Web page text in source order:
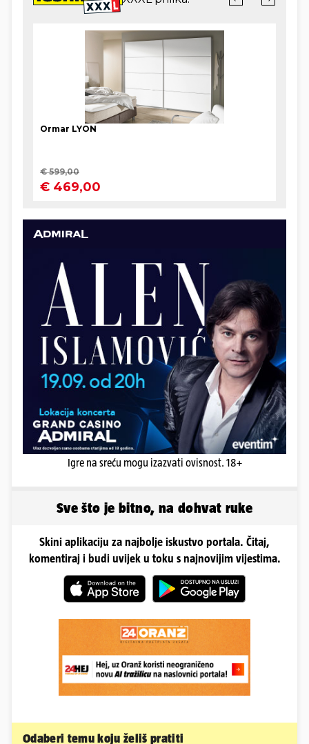
Igre na sreću mogu izazvati ovisnost. 18+
Sve što je bitno, na dohvat ruke
Skini aplikaciju za najbolje iskustvo portala. Čitaj,
komentiraj i budi uvijek u toku s najnovijim vijestima.
Odaberi temu koju želiš pratiti